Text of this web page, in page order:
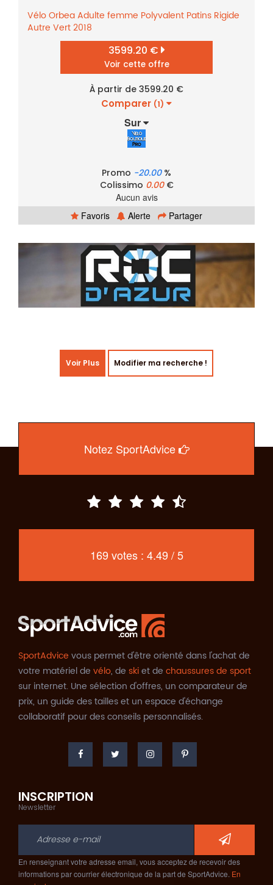
VéloOrbeaAdulte femme Polyvalent Patins Rigide
Autre Vert2018
3599.20 €
Voir cette offre
À partir de 3599.20 €
Comparer (1)
Sur
Promo -20.00%
Colissimo 0.00€
Aucun avis
Favoris
Alerte Partager
Voir Plus Modifier ma recherche !
Notez SportAdvice
169 votes : 4.49 / 5
SportAdvice vous permet d'être orienté dans l'achat de
votre matériel de vélo, de skiet de chaussures de sport
sur internet. Une sélection d'offres, un comparateur de
prix, un guide des tailles et un espace d'échange
collaboratif pour des conseils personnalisés.
INSCRIPTION
Newsletter
En renseignant votre adresse email, vous acceptez de recevoir des
informations par courrier électronique de la part de SportAdvice. En